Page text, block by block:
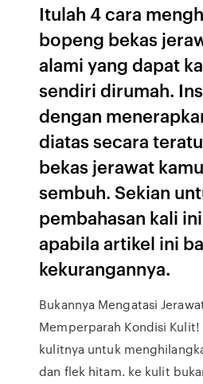
Itulah 4 cara
bopeng bekas
alami yang dapat
sendiri dirumah.
dengan
diatas secara
bekas jerawat
sembuh. Sekian
pembahasan kali
apabila artikel ini
kekurangannya.
Bukannya Mengatasi
Memperparah Kondisi
kulitnya untuk
dan flek hitam. ke kulit